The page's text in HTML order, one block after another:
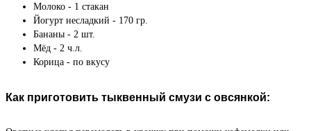
Молоко - 1 стакан
Йогурт несладкий - 170 гр.
Бананы - 2 шт.
Мёд - 2 ч.л.
Корица - по вкусу
Как приготовить тыквенный смузи с овсянкой: